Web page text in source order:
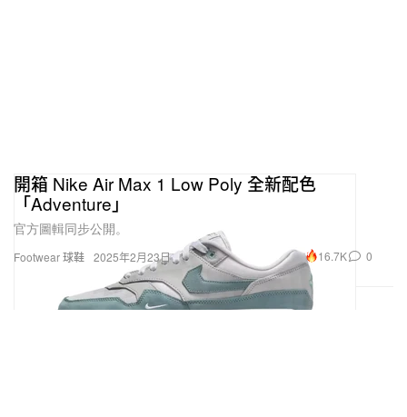
Footwear 球鞋
開箱 Nike Air Max 1 Low Poly 全新配色
「Adventure」
官方圖輯同步公開。
2025年2月23日 16.7K 0